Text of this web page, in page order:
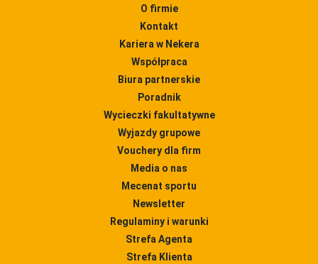
O firmie
Kontakt
Kariera w Nekera
Współpraca
Biura partnerskie
Poradnik
Wycieczki fakultatywne
Wyjazdy grupowe
Vouchery dla firm
Media o nas
Mecenat sportu
Newsletter
Regulaminy i warunki
Strefa Agenta
Strefa Klienta